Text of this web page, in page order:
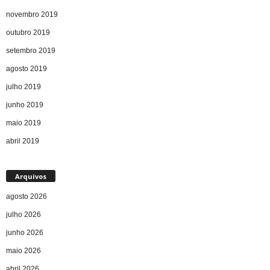
novembro 2019
outubro 2019
setembro 2019
agosto 2019
julho 2019
junho 2019
maio 2019
abril 2019
Arquivos
agosto 2026
julho 2026
junho 2026
maio 2026